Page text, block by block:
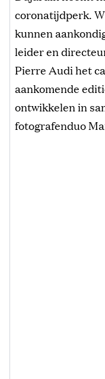
coronatijdperk.
kunnen
leider en
Pierre Audi het
aankomende
ontwikkelen in
fotografenduo